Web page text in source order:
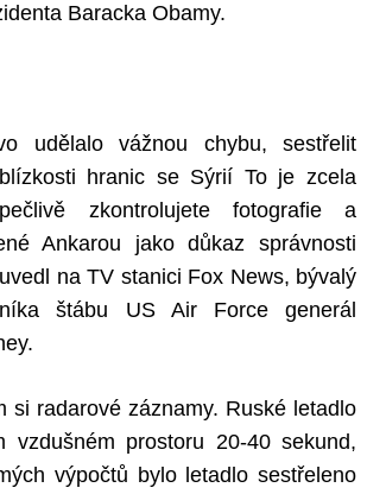
Baracka Obamy.
udělalo vážnou chybu, sestřelit
hranic se Sýrií To je zcela
zkontrolujete fotografie a
Ankarou jako důkaz správnosti
na TV stanici Fox News, bývalý
štábu US Air Force generál
si radarové záznamy. Ruské letadlo
vzdušném prostoru 20-40 sekund,
výpočtů bylo letadlo sestřeleno